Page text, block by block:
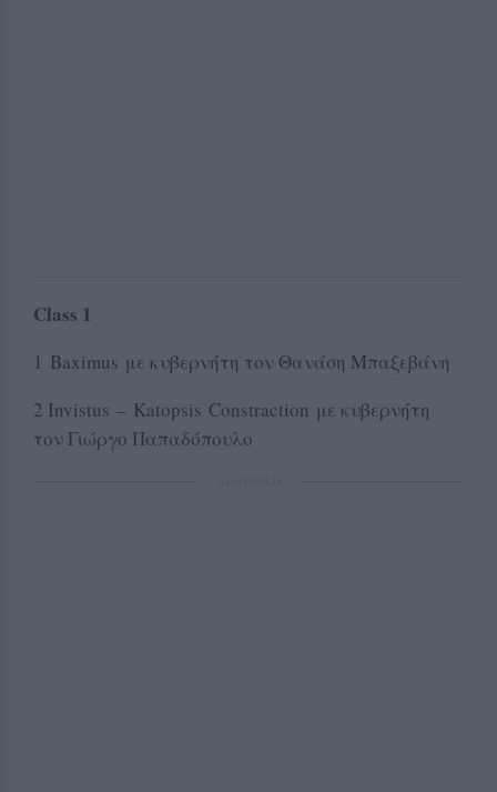
Class 1
1 Baximus με κυβερνήτη τον Θανάση Μπαξεβάνη
2 Ιnvistus – Katopsis Constraction με κυβερνήτη
τον Γιώργο Παπαδόπουλο